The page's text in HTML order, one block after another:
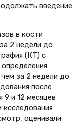
введение
в кости
2 недели до
(КТ) с
за 2 недели до
после
9 и 12 месяцев
исследования
оценивали